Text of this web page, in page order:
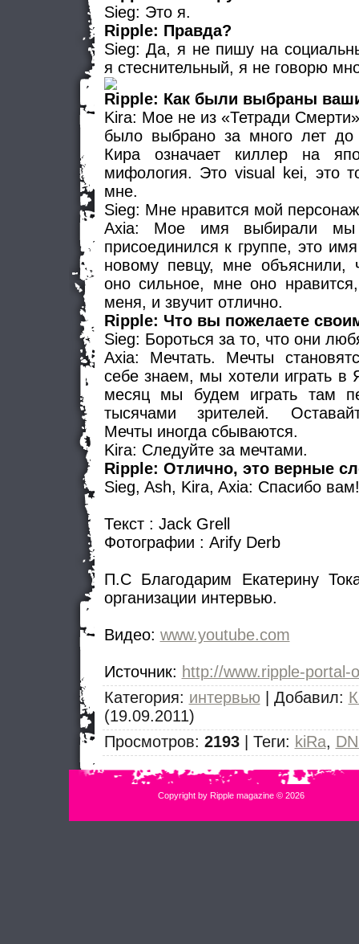
Sieg: Это я.
Ripple: Правда?
Sieg: Да, я не пишу на
я стеснительный, я не говорю
Ripple: Как были выбраны
Kira: Мое не из «Тетради
было выбрано за много лет до
Кира означает киллер на
мифология. Это visual kei, это
мне.
Sieg: Мне нравится мой
Axia: Мое имя выбирали
присоединился к группе, это
новому певцу, мне объяснили,
оно сильное, мне оно
меня, и звучит отлично.
Ripple: Что вы пожелаете
Sieg: Бороться за то, что они
Axia: Мечтать. Мечты
себе знаем, мы хотели играть в
месяц мы будем играть там
тысячами зрителей.
Мечты иногда сбываются.
Kira: Следуйте за мечтами.
Ripple: Отлично, это верные
Sieg, Ash, Kira, Axia: Спасибо вам!
Текст : Jack Grell
Фотографии : Arify Derb
П.С Благодарим Екатерину
организации интервью.
Видео: www.youtube.com
Источник: http://www.ripple-portal-
Категория: интервью | Добавил:
(19.09.2011)
Просмотров: 2193| Теги: kiRa,
Copyright by Ripple magazine © 2026